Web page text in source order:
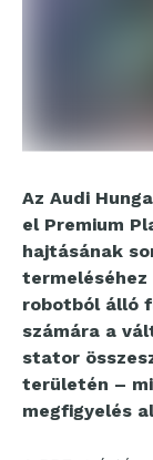
Az Audi
el Premium
hajtásának
robotból álló
számára a
stator
területén –
megfigyelés